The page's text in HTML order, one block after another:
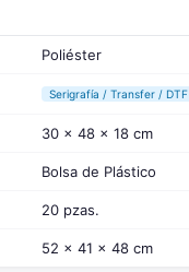
Poliéster
Serigrafía / Transfer / DTF
30 x 48 x 18 cm
Bolsa de Plástico
20 pzas.
52 x 41 x 48 cm